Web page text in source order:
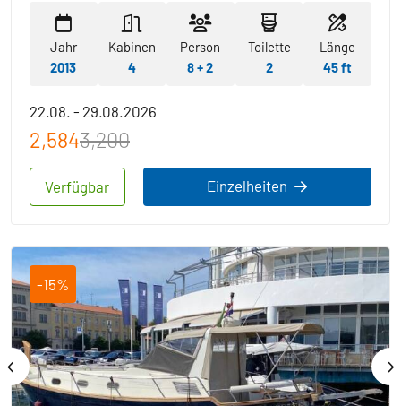
Jahr
2013
Kabinen
4
Person
8 + 2
Toilette
2
Länge
45 ft
Verfügbar
22.08. - 29.08.2026
2,5843,200
Einzelheiten
-15%